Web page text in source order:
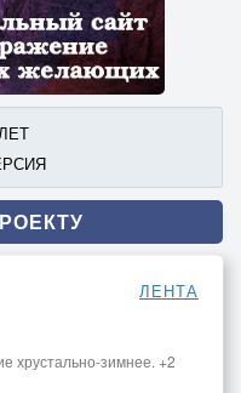
ЛЕНТА
хрустально-зимнее. +2